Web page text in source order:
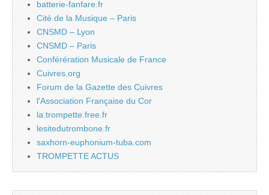
batterie-fanfare.fr
Cité de la Musique – Paris
CNSMD – Lyon
CNSMD – Paris
Conférération Musicale de France
Cuivres.org
Forum de la Gazette des Cuivres
l'Association Française du Cor
la.trompette.free.fr
lesitedutrombone.fr
saxhorn-euphonium-tuba.com
TROMPETTE ACTUS